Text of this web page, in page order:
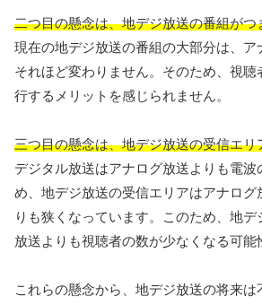
二つ目の懸念は、地デジ放送の番組がつ
現在の地デジ放送の番組の大部分は、ア
それほど変わりません。そのため、視聴
行するメリットを感じられません。
三つ目の懸念は、地デジ放送の受信エリ
デジタル放送はアナログ放送よりも電波
め、地デジ放送の受信エリアはアナログ
りも狭くなっています。このため、地
放送よりも視聴者の数が少なくなる可能
これらの懸念から、地デジ放送の将来は